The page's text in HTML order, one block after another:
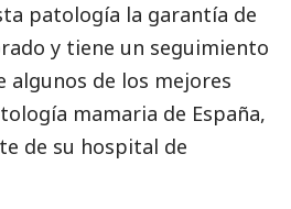
patología la garantía de
y tiene un seguimiento
de los mejores
mamaria de España,
de su hospital de